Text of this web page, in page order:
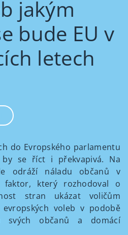
jakým
bude EU v
letech
do Evropského parlamentu
se říct i překvapivá. Na
odráží náladu občanů v
faktor, který rozhodoval o
stran ukázat voličům
voleb v podobě
svých občanů a domácí